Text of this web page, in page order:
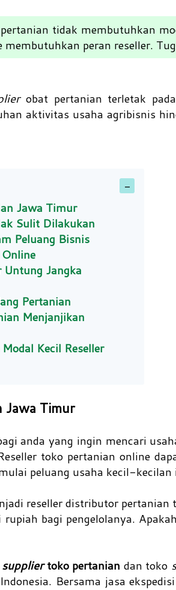
tidak membutuhkan
peran reseller.
obat pertanian terletak
aktivitas usaha agribisnis
Jawa Timur
Sulit Dilakukan
Peluang Bisnis
Untung Jangka
Pertanian
Menjanjikan
Kecil Reseller
Jawa Timur
anda yang ingin mencari
toko pertanian online
peluang usaha kecil-kecilan
reseller distributor
bagi pengelolanya.
suppliertoko pertanian dan toko
Bersama jasa